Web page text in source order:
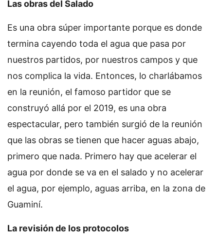
Las obras del Salado
Es una obra súper importante porque es donde
termina cayendo toda el agua que pasa por
nuestros partidos, por nuestros campos y que
nos complica la vida. Entonces, lo charlábamos
en la reunión, el famoso partidor que se
construyó allá por el 2019, es una obra
espectacular, pero también surgió de la reunión
que las obras se tienen que hacer aguas abajo,
primero que nada. Primero hay que acelerar el
agua por donde se va en el salado y no acelerar
el agua, por ejemplo, aguas arriba, en la zona de
Guaminí.
La revisión de los protocolos